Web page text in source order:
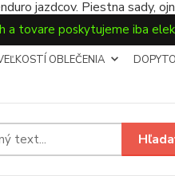
jazdcov. Piestna sady,
a tovare poskytujeme iba
OBLEČENIA